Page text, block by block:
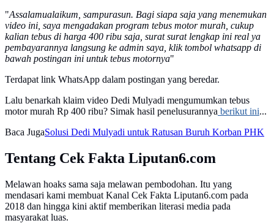
"Assalamualaikum, sampurasun. Bagi siapa saja yang menemukan
video ini, saya mengadakan program tebus motor murah, cukup
kalian tebus di harga 400 ribu saja, surat surat lengkap ini real ya
pembayarannya langsung ke admin saya, klik tombol whatsapp di
bawah postingan ini untuk tebus motornya"
Terdapat link WhatsApp dalam postingan yang beredar.
Lalu benarkah klaim video Dedi Mulyadi mengumumkan tebus
motor murah Rp 400 ribu? Simak hasil penelusurannya berikut ini...
Baca JugaSolusi Dedi Mulyadi untuk Ratusan Buruh Korban PHK
Tentang Cek Fakta Liputan6.com
Melawan hoaks sama saja melawan pembodohan. Itu yang
mendasari kami membuat Kanal Cek Fakta Liputan6.com pada
2018 dan hingga kini aktif memberikan literasi media pada
masyarakat luas.